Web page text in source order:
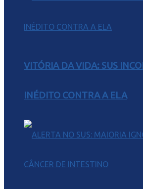
VITÓRIA DA VIDA: SUS
INÉDITO CONTRA A ELA